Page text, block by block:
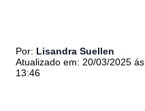
Por: Lisandra Suellen
Atualizado em: 20/03/2025 ás
13:46